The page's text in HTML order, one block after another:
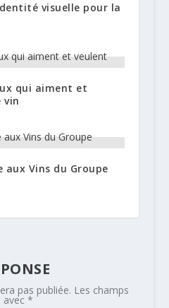
visuelle pour la
qui aiment et
vin
aux Vins du Groupe
pas publiée. Les champs
avec *